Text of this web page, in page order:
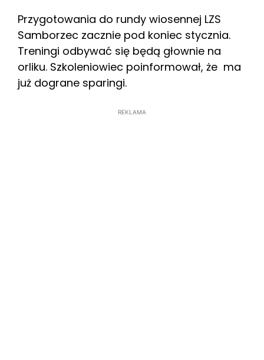
Przygotowania do rundy wiosennej LZS
Samborzec zacznie pod koniec stycznia.
Treningi odbywać się będą głownie na
orliku. Szkoleniowiec poinformował, że ma
już dograne sparingi.
REKLAMA